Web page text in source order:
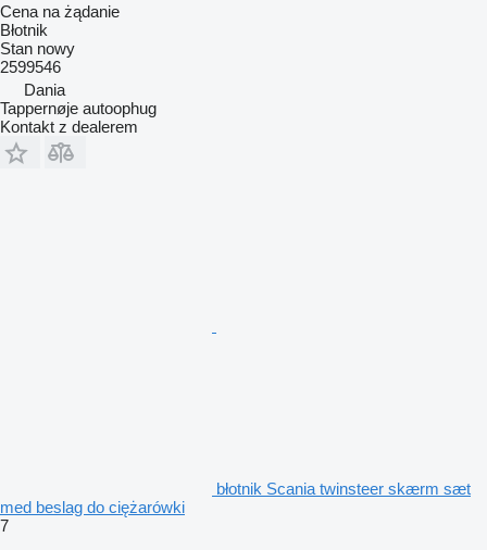
Cena na żądanie
Błotnik
Stan nowy
2599546
Dania
Tappernøje autoophug
Kontakt z dealerem
błotnik Scania twinsteer skærm sæt
med beslag do ciężarówki
7